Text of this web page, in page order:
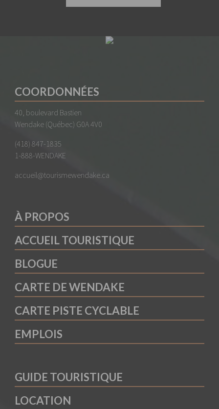
COORDONNÉES
40, boulevard Bastien
Wendake (Québec) G0A 4V0
(418) 847-1835
1-888-WENDAKE
accueil@tourismewendake.ca
À PROPOS
ACCUEIL TOURISTIQUE
BLOGUE
CARTE DE WENDAKE
CARTE PISTE CYCLABLE
EMPLOIS
GUIDE TOURISTIQUE
LOCATION
augmentez les